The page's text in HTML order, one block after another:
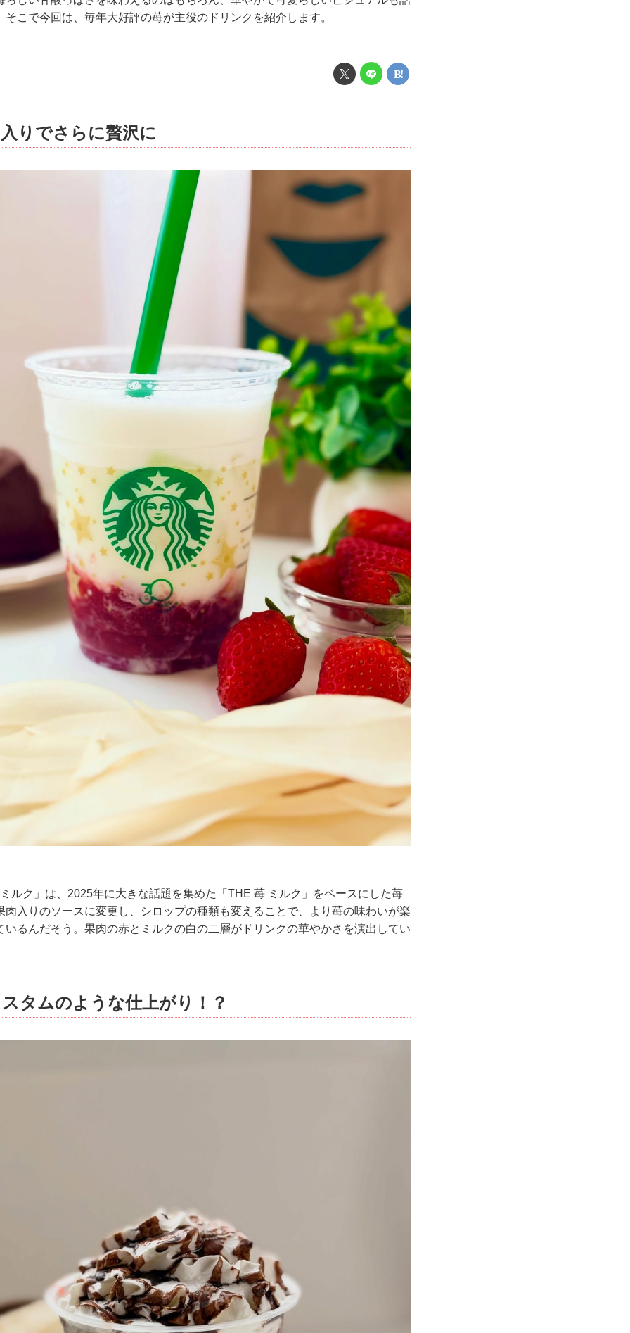
そこで今回は、毎年大好評の苺が主役のドリンクを紹介します。
りでさらに贅沢に
ルク」は、2025年に大きな話題を集めた「THE 苺 ミルク」をベースにした苺
肉入りのソースに変更し、シロップの種類も変えることで、より苺の味わいが楽
いるんだそう。果肉の赤とミルクの白の二層がドリンクの華やかさを演出してい
タムのような仕上がり！？